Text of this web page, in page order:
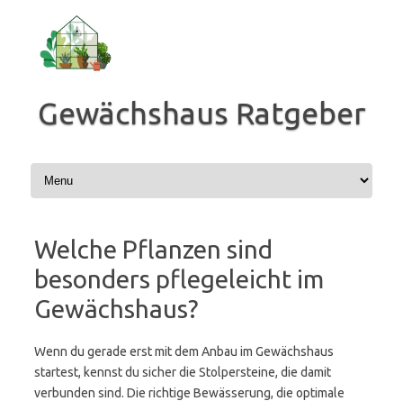
springen
Gewächshaus Ratgeber
Welche Pflanzen sind
besonders pflegeleicht im
Gewächshaus?
Wenn du gerade erst mit dem Anbau im Gewächshaus
startest, kennst du sicher die Stolpersteine, die damit
verbunden sind. Die richtige Bewässerung, die optimale